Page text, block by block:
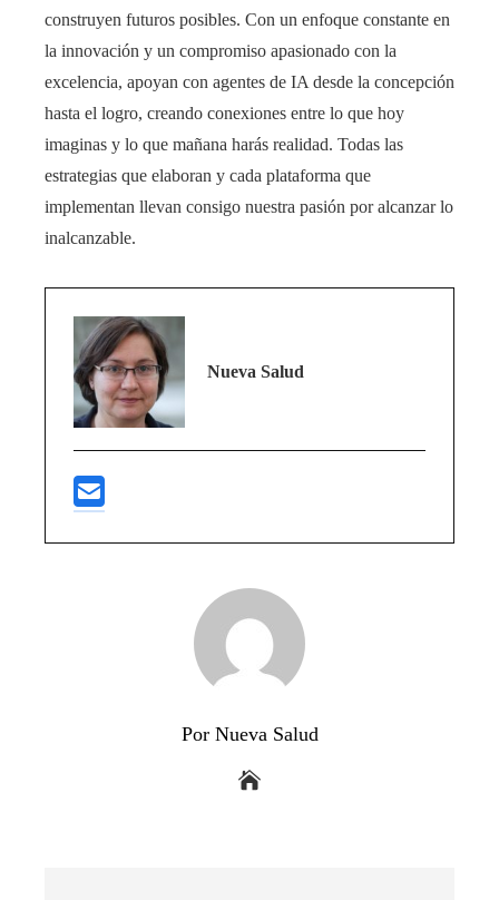
construyen futuros posibles. Con un enfoque constante en
la innovación y un compromiso apasionado con la
excelencia, apoyan con agentes de IA desde la concepción
hasta el logro, creando conexiones entre lo que hoy
imaginas y lo que mañana harás realidad. Todas las
estrategias que elaboran y cada plataforma que
implementan llevan consigo nuestra pasión por alcanzar lo
inalcanzable.
Nueva Salud
Por Nueva Salud